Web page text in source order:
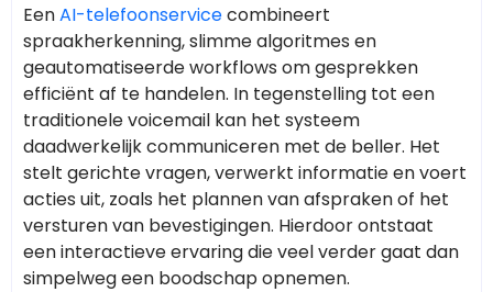
EenAI-telefoonservicecombineert
spraakherkenning, slimme algoritmes en
geautomatiseerde workflows om gesprekken
efficiënt af te handelen. In tegenstelling tot een
traditionele voicemail kan het systeem
daadwerkelijk communiceren met de beller. Het
stelt gerichte vragen, verwerkt informatie en voert
acties uit, zoals het plannen van afspraken of het
versturen van bevestigingen. Hierdoor ontstaat
een interactieve ervaring die veel verder gaat dan
simpelweg een boodschap opnemen.